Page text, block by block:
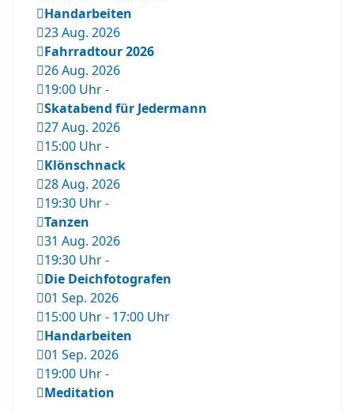
Handarbeiten
23 Aug. 2026
Fahrradtour 2026
26 Aug. 2026
19:00 Uhr-
Skatabend für Jedermann
27 Aug. 2026
15:00 Uhr-
Klönschnack
28 Aug. 2026
19:30 Uhr-
Tanzen
31 Aug. 2026
19:30 Uhr-
Die Deichfotografen
01 Sep. 2026
15:00 Uhr- 17:00 Uhr
Handarbeiten
01 Sep. 2026
19:00 Uhr-
Meditation